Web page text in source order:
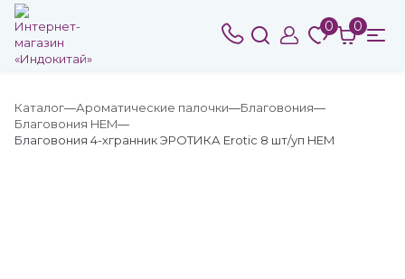
0 0
Каталог Ароматические палочки
Благовония
Благовония HEM
Благовония 4-хгранник ЭРОТИКА Erotic 8 шт/уп HEM